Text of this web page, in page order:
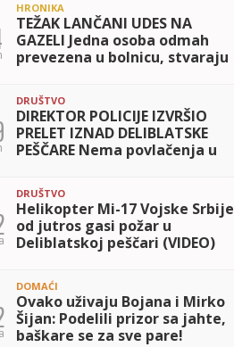
supru
HRONIKA
TEŽAK LANČANI UDES NA
GAZELI Jedna osoba odmah
prevezena u bolnicu, stvaraju
DRUŠTVO
DIREKTOR POLICIJE IZVRŠIO
PRELET IZNAD DELIBLATSKE
PEŠČARE Nema povlačenja u
ljudi, prirode i imovine
prioritet MUP-a
DRUŠTVO
Helikopter Mi-17 Vojske Srbije
od jutros gasi požar u
Deliblatskoj peščari (VIDEO)
DOMAĆI
Ovako uživaju Bojana i Mirko
Šijan: Podelili prizor sa jahte,
baškare se za sve pare!